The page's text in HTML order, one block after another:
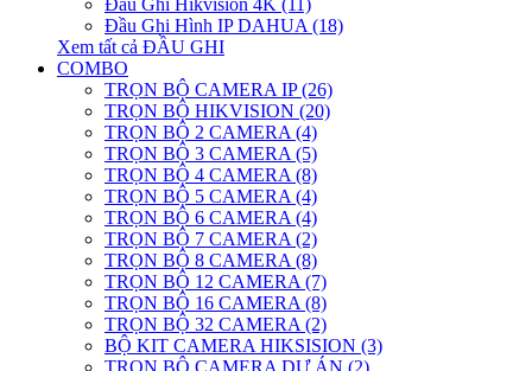
Đầu Ghi Hikvision 4K (11)
Đầu Ghi Hình IP DAHUA (18)
Xem tất cả ĐẦU GHI
COMBO
TRỌN BỘ CAMERA IP (26)
TRỌN BỘ HIKVISION (20)
TRỌN BỘ 2 CAMERA (4)
TRỌN BỘ 3 CAMERA (5)
TRỌN BỘ 4 CAMERA (8)
TRỌN BỘ 5 CAMERA (4)
TRỌN BỘ 6 CAMERA (4)
TRỌN BỘ 7 CAMERA (2)
TRỌN BỘ 8 CAMERA (8)
TRỌN BỘ 12 CAMERA (7)
TRỌN BỘ 16 CAMERA (8)
TRỌN BỘ 32 CAMERA (2)
BỘ KIT CAMERA HIKSISION (3)
TRỌN BỘ CAMERA DỰ ÁN (2)